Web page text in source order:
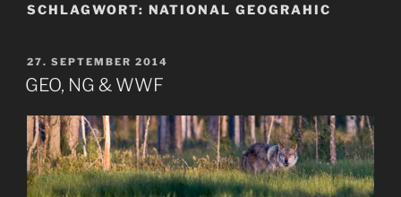
SCHLAGWORT: NATIONAL GEOGRAHIC
VERÖFFENTLICHT
AM
27. SEPTEMBER 2014
GEO, NG & WWF